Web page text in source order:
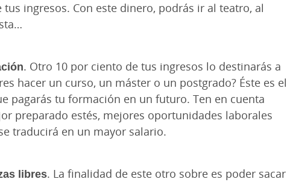
tus ingresos. Con este dinero, podrás ir al teatro, al
. Otro 10 por ciento de tus ingresos lo destinarás a
hacer un curso, un máster o un postgrado? Éste es el
pagarás tu formación en un futuro. Ten en cuenta
preparado estés, mejores oportunidades laborales
traducirá en un mayor salario.
libres. La finalidad de este otro sobre es poder sacar